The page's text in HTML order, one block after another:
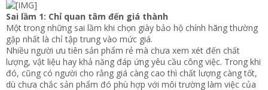
Sai lầm 1: Chỉ quan tâm đến giá thành
Một trong những sai lầm khi chọn giày bảo hộ chính hãng thường
gặp nhất là chỉ tập trung vào mức giá.
Nhiều người ưu tiên sản phẩm rẻ mà chưa xem xét đến chất
lượng, vật liệu hay khả năng đáp ứng yêu cầu công việc. Trong khi
đó, cũng có người cho rằng giá càng cao thì chất lượng càng tốt,
dù chưa chắc sản phẩm đó phù hợp với môi trường làm việc của